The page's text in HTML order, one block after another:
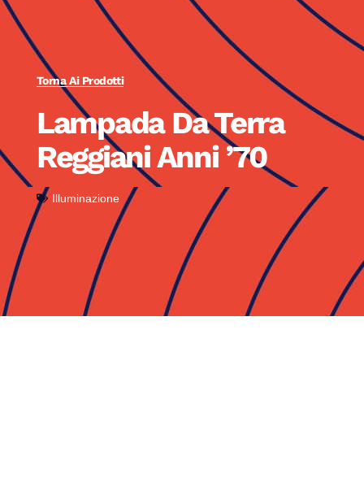
Torna Ai Prodotti
Lampada Da Terra
Reggiani Anni ’70
Illuminazione